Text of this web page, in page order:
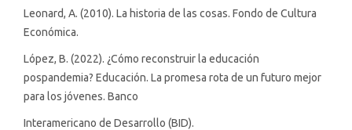
Leonard, A. (2010). La historia de las cosas. Fondo de Cultura
Económica.
López, B. (2022). ¿Cómo reconstruir la educación
pospandemia? Educación. La promesa rota de un futuro mejor
para los jóvenes. Banco
Interamericano de Desarrollo (BID).